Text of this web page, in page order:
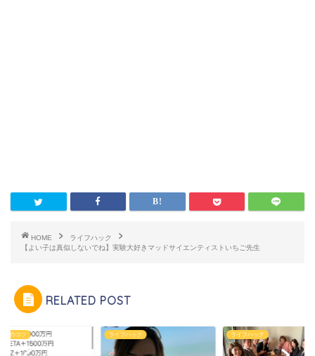
HOME
ライフハック
【よい子は真似しないでね】実験大好きマッドサイエンティストいちご先生
RELATED POST
スのコツ ライフハック ライフハック